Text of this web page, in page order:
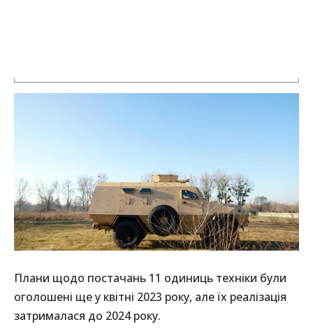
Плани щодо постачань 11 одиниць техніки були
оголошені ще у квітні 2023 року, але їх реалізація
затрималася до 2024 року.